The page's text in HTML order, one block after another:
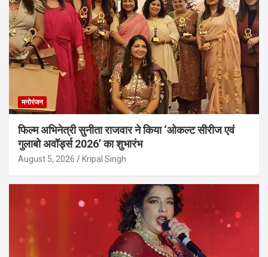
मनोरंजन
फिल्म अभिनेत्री सुनीता राजवार ने किया ‘ओकल्ट सीरीज एवं
गुलाबो अवॉर्ड्स 2026’ का शुभारंभ
August 5, 2026 Kripal Singh